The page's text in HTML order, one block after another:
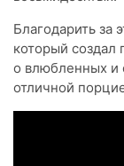
Благодарить за
который
о влюбленных и
отличной